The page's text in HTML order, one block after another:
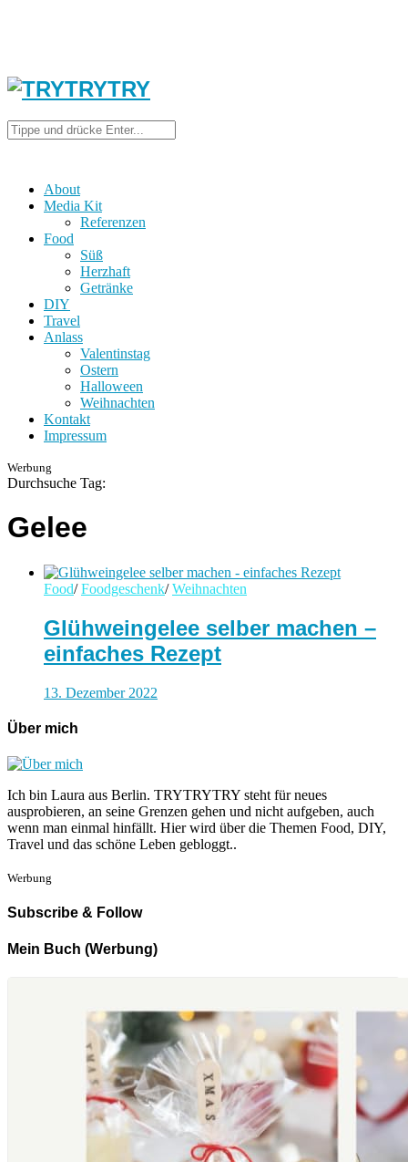
About
Media Kit
Referenzen
Food
Süß
Herzhaft
Getränke
DIY
Travel
Anlass
Valentinstag
Ostern
Halloween
Weihnachten
Kontakt
Impressum
Werbung
Durchsuche Tag:
Gelee
Food/ Foodgeschenk/ Weihnachten
Glühweingelee selber machen –
einfaches Rezept
13. Dezember 2022
Über mich
Ich bin Laura aus Berlin. TRYTRYTRY steht für neues
ausprobieren, an seine Grenzen gehen und nicht aufgeben, auch
wenn man einmal hinfällt. Hier wird über die Themen Food, DIY,
Travel und das schöne Leben gebloggt..
Werbung
Subscribe & Follow
Mein Buch (Werbung)